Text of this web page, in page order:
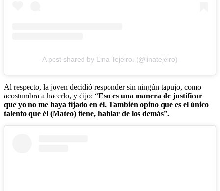
A post shared by Lina Tejeiro. (@linatejeiro)
Al respecto, la joven decidió responder sin ningún tapujo, como
acostumbra a hacerlo, y dijo: “Eso es una manera de justificar
que yo no me haya fijado en él. También opino que es el único
talento que él (Mateo) tiene, hablar de los demás”.